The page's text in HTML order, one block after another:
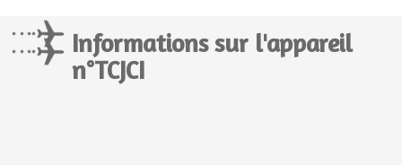
Informations sur l'appareil
n°TCJCI